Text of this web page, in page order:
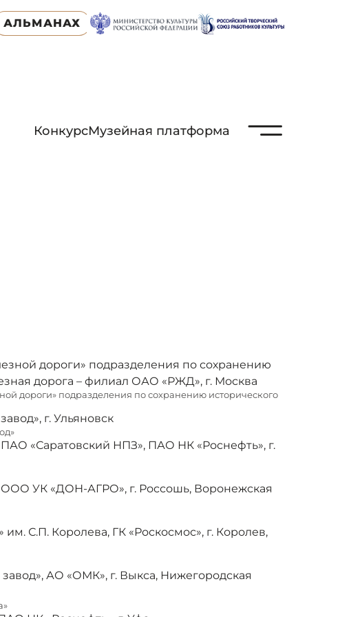
АЛЬМАНАХ
КонкурсМузейная платформа N
дороги» подразделения по сохранению
дорога – филиал ОАО «РЖД», г. Москва
дороги» подразделения по сохранению исторического
г. Ульяновск
«Саратовский НПЗ», ПАО НК «Роснефть», г.
УК «ДОН-АГРО», г. Россошь, Воронежская
С.П. Королева, ГК «Роскосмос», г. Королев,
АО «ОМК», г. Выкса, Нижегородская